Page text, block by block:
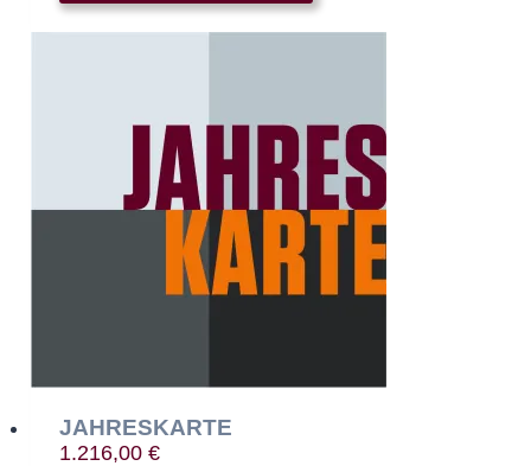
JAHRESKARTE
1.216,00€